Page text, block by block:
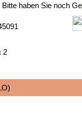
haben Sie noch
2